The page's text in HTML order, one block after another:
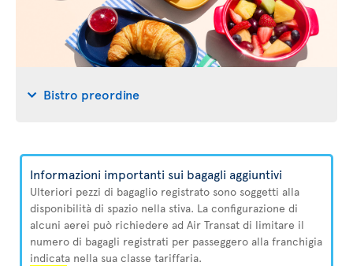
Bistro preordine
Informazioni importanti sui bagagli aggiuntivi
Ulteriori pezzi di bagaglio registrato sono soggetti alla
disponibilità di spazio nella stiva. La configurazione di
alcuni aerei può richiedere ad Air Transat di limitare il
numero di bagagli registrati per passeggero alla franchigia
indicata nella sua classe tariffaria.